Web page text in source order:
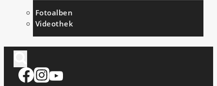
Fotoalben
Videothek